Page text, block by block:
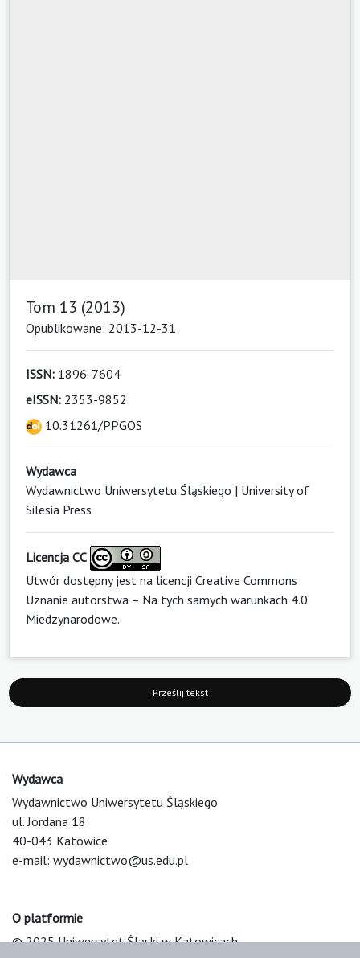
Tom 13 (2013)
Opublikowane: 2013-12-31
ISSN: 1896-7604
eISSN: 2353-9852
10.31261/PPGOS
Wydawca
Wydawnictwo Uniwersytetu Śląskiego | University of
Silesia Press
Licencja CC
Utwór dostępny jest na licencji Creative Commons
Uznanie autorstwa – Na tych samych warunkach 4.0
Miedzynarodowe.
Prześlij tekst
Wydawca
Wydawnictwo Uniwersytetu Śląskiego
ul. Jordana 18
40-043 Katowice
e-mail: wydawnictwo@us.edu.pl
O platformie
© 2025 Uniwersytet Śląski w Katowicach